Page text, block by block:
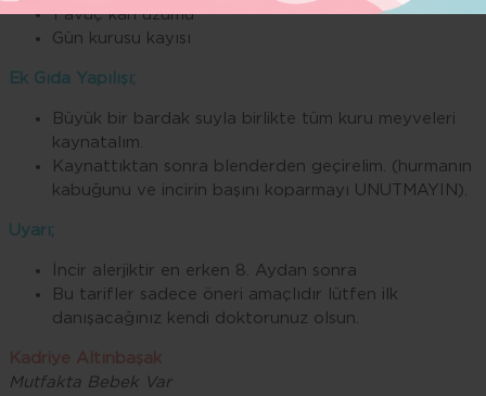
1 avuç kan üzümü
Gün kurusu kayısı
Ek Gıda Yapılışı;
Büyük bir bardak suyla birlikte tüm kuru meyveleri
kaynatalım.
Kaynattıktan sonra blenderden geçirelim. (hurmanın
kabuğunu ve incirin başını koparmayı UNUTMAYIN).
Uyarı;
İncir alerjiktir en erken 8. Aydan sonra
Bu tarifler sadece öneri amaçlıdır lütfen ilk
danışacağınız kendi doktorunuz olsun.
Mutfakta Bebek Var